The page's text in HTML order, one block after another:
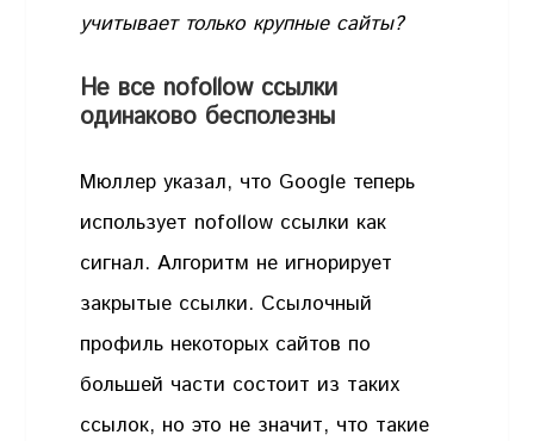
учитывает только крупные сайты?
Не все nofollow ссылки
одинаково бесполезны
Мюллер указал, что Google теперь
использует nofollow ссылки как
сигнал. Алгоритм не игнорирует
закрытые ссылки. Ссылочный
профиль некоторых сайтов по
большей части состоит из таких
ссылок, но это не значит, что такие